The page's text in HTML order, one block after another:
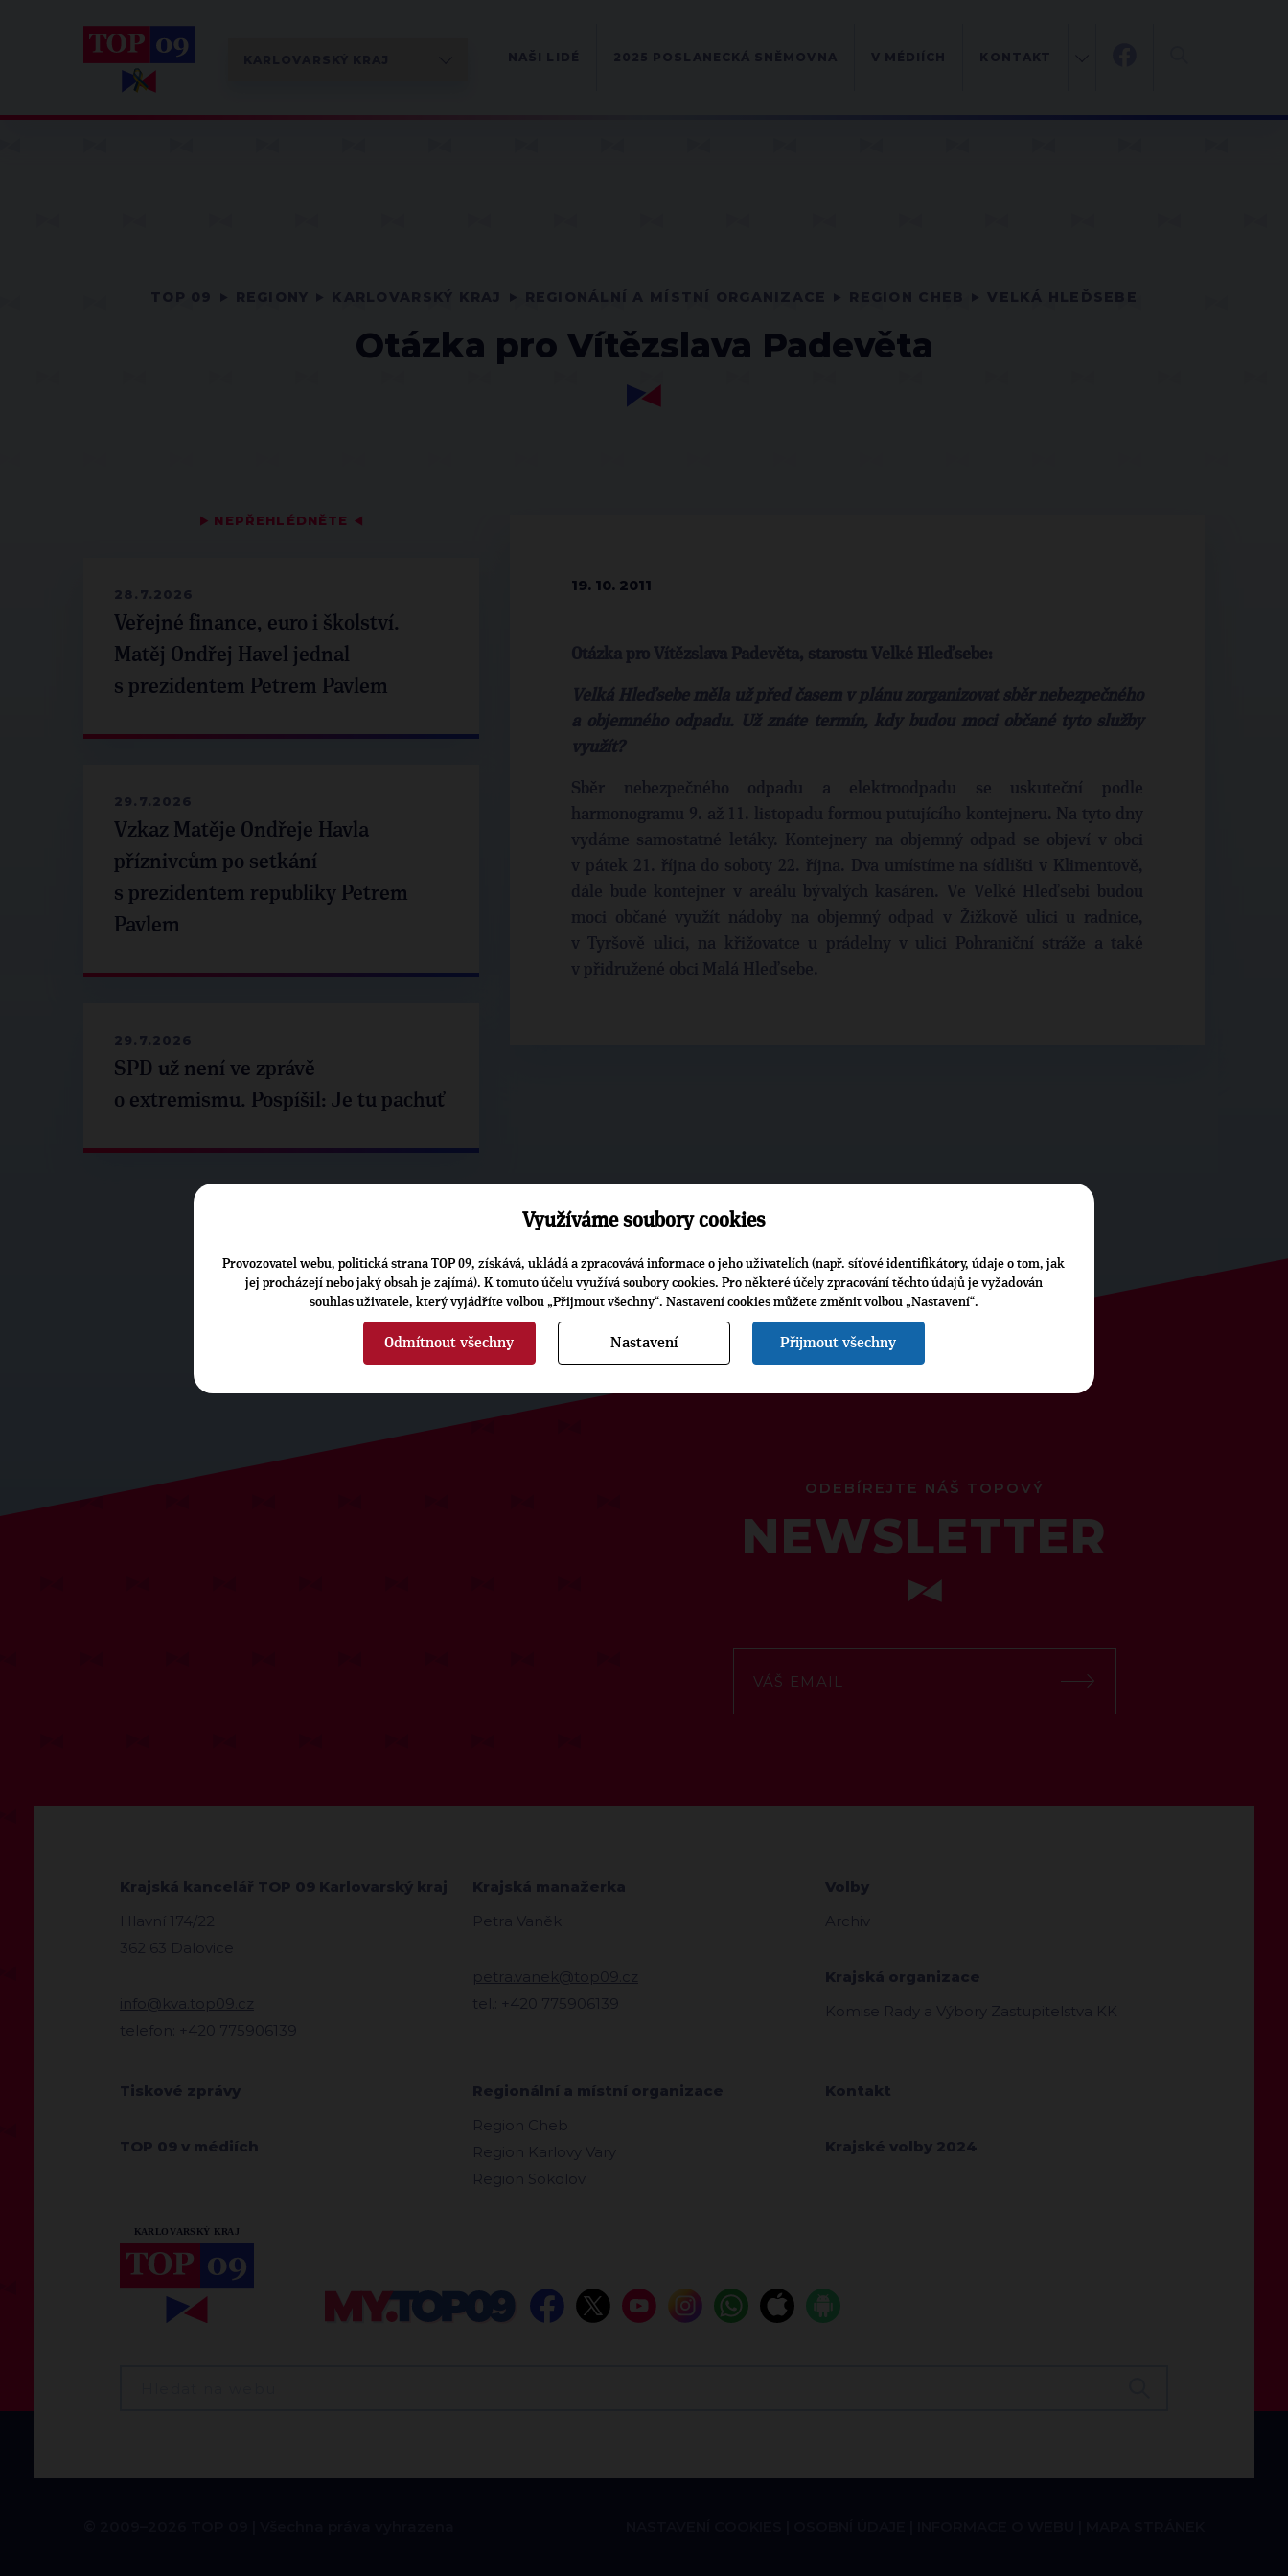
Otázka pro Vítězslava Padevěta
▶ NEPŘEHLÉDNĚTE ◀
28.7.2026
Veřejné finance, euro i školství.
Matěj Ondřej Havel jednal
s prezidentem Petrem Pavlem
29.7.2026
Vzkaz Matěje Ondřeje Havla
příznivcům po setkání
s prezidentem republiky Petrem
Pavlem
29.7.2026
SPD už není ve zprávě
o extremismu. Pospíšil: Je tu pachuť
19. 10. 2011
Otázka pro Vítězslava Padevěta, starostu Velké Hleďsebe:
Velká Hleďsebe měla už před časem v plánu zorganizovat sběr nebezpečného
a objemného odpadu. Už znáte termín, kdy budou moci občané tyto služby
využít?
Sběr nebezpečného odpadu a elektroodpadu se uskuteční podle
harmonogramu 9. až 11. listopadu formou putujícího kontejneru. Na tyto dny
vydáme samostatné letáky. Kontejnery na objemný odpad se objeví v obci
v pátek 21. října do soboty 22. října. Dva umístíme na sídlišti v Klimentově,
dále bude kontejner v areálu bývalých kasáren. Ve Velké Hleďsebi budou
moci občané využít nádoby na objemný odpad v Žižkově ulici u radnice,
v Tyršově ulici, na křižovatce u prádelny v ulici Pohraniční stráže a také
v přidružené obci Malá Hleďsebe.
ODEBÍREJTE NÁŠ TOPOVÝ
NEWSLETTER
Krajská kancelář TOP 09 Karlovarský kraj
Hlavní 174/22
362 63 Dalovice
info@kva.top09.cz
telefon: +420 775906139
Krajská manažerka
Petra Vaněk
petra.vanek@top09.cz
tel.: +420 775906139
Volby
Archiv
Krajská organizace
Komise Rady a Výbory Zastupitelstva KK
Tiskové zprávy
TOP 09 v médiích
Regionální a místní organizace
Region Cheb
Region Karlovy Vary
Region Sokolov
Kontakt
Krajské volby 2024
Využíváme soubory cookies
Provozovatel webu, politická strana TOP 09, získává, ukládá a zpracovává informace o jeho uživatelích (např. síťové identifikátory, údaje o tom, jak
jej procházejí nebo jaký obsah je zajímá). K tomuto účelu využívá soubory cookies. Pro některé účely zpracování těchto údajů je vyžadován
souhlas uživatele, který vyjádříte volbou „Přijmout všechny“. Nastavení cookies můžete změnit volbou „Nastavení“.
Odmítnout všechny Nastavení Přijmout všechny